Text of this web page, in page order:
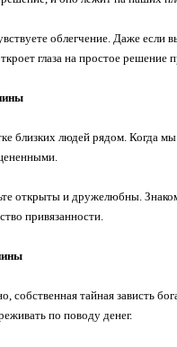
облегчение. Даже если
глаза на простое решение
близких людей рядом. Когда
открыты и дружелюбны.
привязанности.
тайная зависть
по поводу денег.